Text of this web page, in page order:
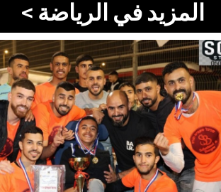
المزيد في الرياضة >